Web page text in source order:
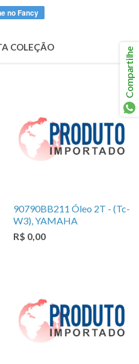
no
Twitter
no Fancy
COLEÇÃO
90790BB211 Óleo 2T - (Tc-
W3), YAMAHA
R$ 0,00
Compartilhe